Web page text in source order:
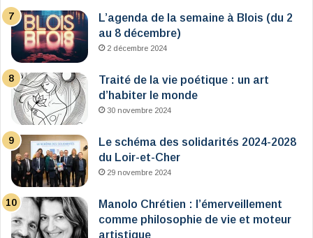
L’agenda de la semaine à Blois (du 2
au 8 décembre)
2 décembre 2024
Traité de la vie poétique : un art
d’habiter le monde
30 novembre 2024
Le schéma des solidarités 2024-2028
du Loir-et-Cher
29 novembre 2024
Manolo Chrétien : l’émerveillement
comme philosophie de vie et moteur
artistique